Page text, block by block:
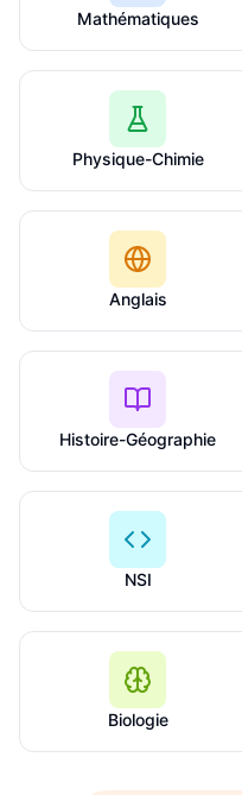
Mathématiques
Physique-Chimie
Anglais
Histoire-Géographie
NSI
Biologie